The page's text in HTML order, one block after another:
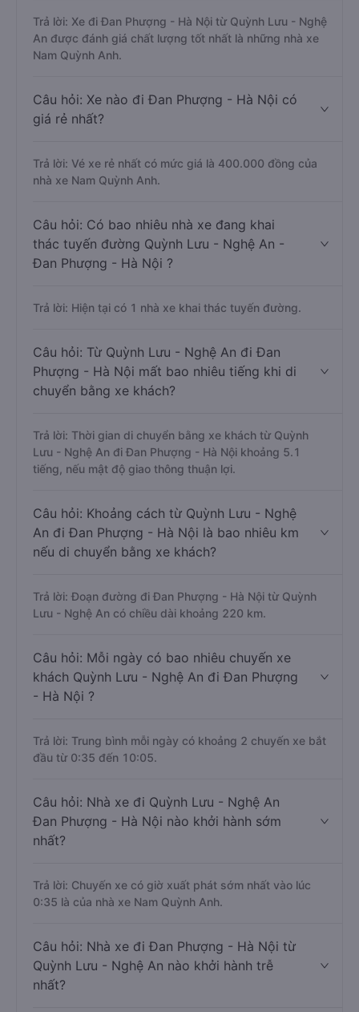
Trả lời: Xe đi Đan Phượng - Hà Nội từ Quỳnh Lưu - Nghệ
An được đánh giá chất lượng tốt nhất là những nhà xe
Nam Quỳnh Anh.
Câu hỏi: Xe nào đi Đan Phượng - Hà Nội có
giá rẻ nhất?
Trả lời: Vé xe rẻ nhất có mức giá là 400.000 đồng của
nhà xe Nam Quỳnh Anh.
Câu hỏi: Có bao nhiêu nhà xe đang khai
thác tuyến đường Quỳnh Lưu - Nghệ An -
Đan Phượng - Hà Nội ?
Trả lời: Hiện tại có 1 nhà xe khai thác tuyến đường.
Câu hỏi: Từ Quỳnh Lưu - Nghệ An đi Đan
Phượng - Hà Nội mất bao nhiêu tiếng khi di
chuyển bằng xe khách?
Trả lời: Thời gian di chuyển bằng xe khách từ Quỳnh
Lưu - Nghệ An đi Đan Phượng - Hà Nội khoảng 5.1
tiếng, nếu mật độ giao thông thuận lợi.
Câu hỏi: Khoảng cách từ Quỳnh Lưu - Nghệ
An đi Đan Phượng - Hà Nội là bao nhiêu km
nếu di chuyển bằng xe khách?
Trả lời: Đoạn đường đi Đan Phượng - Hà Nội từ Quỳnh
Lưu - Nghệ An có chiều dài khoảng 220 km.
Câu hỏi: Mỗi ngày có bao nhiêu chuyến xe
khách Quỳnh Lưu - Nghệ An đi Đan Phượng
- Hà Nội ?
Trả lời: Trung bình mỗi ngày có khoảng 2 chuyến xe bắt
đầu từ 0:35 đến 10:05.
Câu hỏi: Nhà xe đi Quỳnh Lưu - Nghệ An
Đan Phượng - Hà Nội nào khởi hành sớm
nhất?
Trả lời: Chuyến xe có giờ xuất phát sớm nhất vào lúc
0:35 là của nhà xe Nam Quỳnh Anh.
Câu hỏi: Nhà xe đi Đan Phượng - Hà Nội từ
Quỳnh Lưu - Nghệ An nào khởi hành trễ
nhất?